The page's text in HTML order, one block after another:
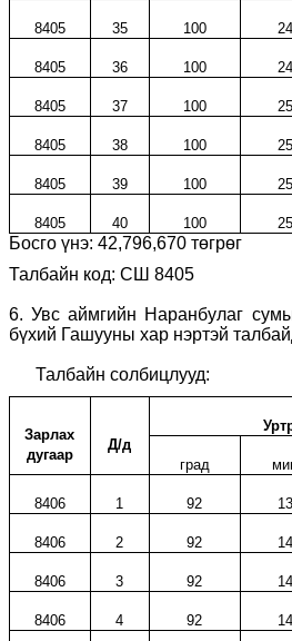
8405 35 100 24
8405 36 100 24
8405 37 100 25
8405 38 100 25
8405 39 100 25
8405 40 100 25
Босго үнэ: 42,796,670 төгрөг
Талбайн код: СШ 8405
6. Увс аймгийн Наранбулаг
бүхий Гашууны хар нэртэй
Талбайн солбицлууд:
Зарлах
дугаар
Д/д
град
8406 1 92 13
8406 2 92 14
8406 3 92 14
8406 4 92 14